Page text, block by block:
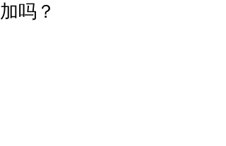
加吗？